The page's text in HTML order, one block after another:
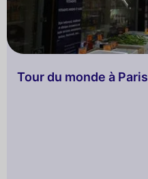
Tour du monde à Paris